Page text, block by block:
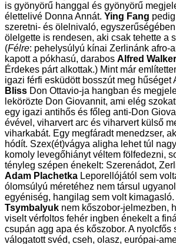
is gyönyörű hanggal és gyönyörű
élettelivé Donna Annát. Ying Fang
szeretni- és ölelnivaló,
ölelgette is rendesen, aki csak tehette a
(Félre: pehelysúlyú kínai Zerlinánk afro-
kapott a pókhasú, darabos Alfred Walker
Érdekes párt alkottak.) Mint már
igazi férfi esküdött bosszút meg hűséget
Bliss Don Ottavio-ja hangban és
lekörözte Don Giovannit, ami elég
egy igazi antihős és főleg anti-Don
évével, viharvert arc és viharvert külső
viharkabát. Egy megfáradt menedzser,
hódít. Szex(ét)vágya aligha lehet túl
komoly levegőhiányt véltem fölfedezni,
tényleg szépen énekelt: Szerenádot,
Adam Plachetka Leporellójától sem
ólomsúlyú méretéhez nem társul
egyéniség, hangilag sem volt kimagasló.
Tsymbalyuk nem kőszobor-jelmezben,
viselt vérfoltos fehér ingben énekelt a
csupán agg apa és kőszobor. A nyolcfős
válogatott svéd, cseh, olasz, európai-